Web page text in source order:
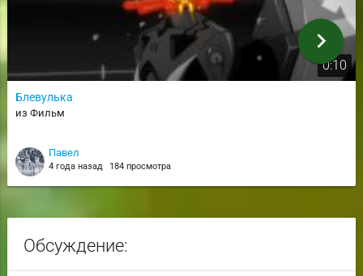
0:10
Блевулька
из Фильм
Павел
4 года назад 184 просмотра
chevron_right
Обсуждение: